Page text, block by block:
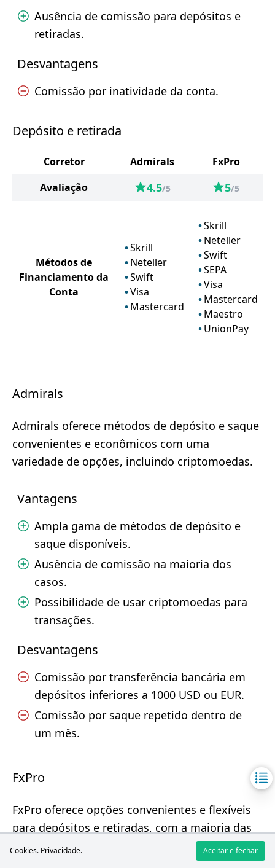
Ausência de comissão para depósitos e
retiradas.
Desvantagens
Comissão por inatividade da conta.
Depósito e retirada
Corretor Admirals
FxPro
Avaliação
4.5/5 5/5
Métodos de
Financiamento da
Conta
Skrill
Neteller
Swift
Visa
Mastercard
Skrill
Neteller
Swift
SEPA
Visa
Mastercard
Maestro
UnionPay
Admirals
Admirals oferece métodos de depósito e saque
convenientes e econômicos com uma
variedade de opções, incluindo criptomoedas.
Vantagens
Ampla gama de métodos de depósito e
saque disponíveis.
Ausência de comissão na maioria dos
casos.
Possibilidade de usar criptomoedas para
transações.
Desvantagens
Comissão por transferência bancária em
depósitos inferiores a 1000 USD ou EUR.
Comissão por saque repetido dentro de
um mês.
FxPro
FxPro oferece opções convenientes e flexíveis
para depósitos e retiradas, com a maioria das
operações isentas de comissão.
Cookies. Privacidade. Aceitar e fechar